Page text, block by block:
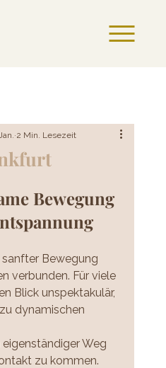
2 Min. Lesezeit
Bewegung
Bewegung
verbunden. Für viele
Blick unspektakulär,
dynamischen
eigenständiger Weg
zu kommen.